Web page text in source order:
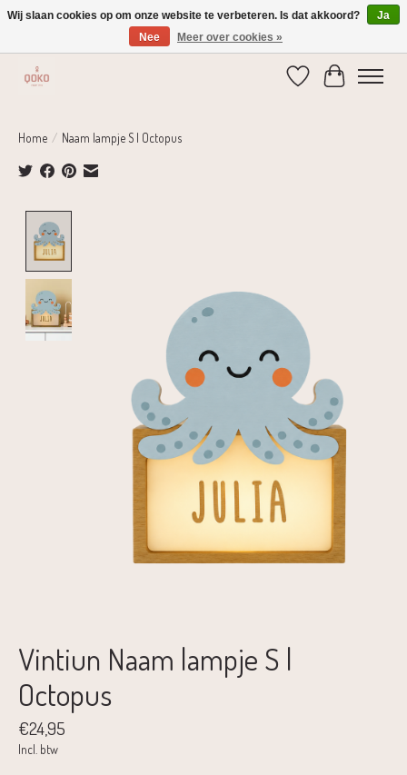
Verzending 1-2 dagen | Gratis verzending vanaf € 75,-
Verlanglijst
Home / Naam lampje S | Octopus
Vintiun Naam lampje S |
Octopus
€24,95
Incl. btw
Wij slaan cookies op om onze website te verbeteren. Is dat akkoord?
Ja
Nee
Meer over cookies »